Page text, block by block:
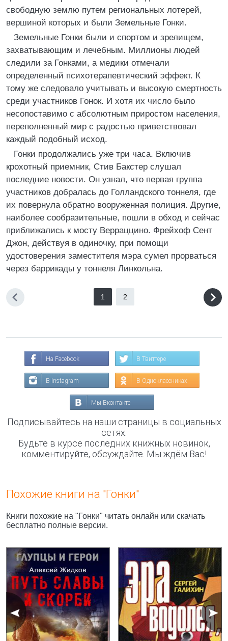
свободную землю путем региональных лотерей,
вершиной которых и были Земельные Гонки.
Земельные Гонки были и спортом и зрелищем,
захватывающим и лечебным. Миллионы людей
следили за Гонками, а медики отмечали
определенный психотерапевтический эффект. К
тому же следовало учитывать и высокую смертность
среди участников Гонок. И хотя их число было
несопоставимо с абсолютным приростом населения,
переполненный мир с радостью приветствовал
каждый подобный исход.
Гонки продолжались уже три часа. Включив
крохотный приемник, Стив Бакстер слушал
последние новости. Он узнал, что первая группа
участников добралась до Голландского тоннеля, где
их повернула обратно вооруженная полиция. Другие,
наиболее сообразительные, пошли в обход и сейчас
приближались к мосту Верраццино. Фрейхоф Сент
Джон, действуя в одиночку, при помощи
удостоверения заместителя мэра сумел прорваться
через баррикады у тоннеля Линкольна.
1 2
На Facebook В Твиттере
В Instagram В Одноклассниках
Мы Вконтакте
Подписывайтесь на наши страницы в социальных
сетях.
Будьте в курсе последних книжных новинок,
комментируйте, обсуждайте. Мы ждём Вас!
Похожие книги на "Гонки"
Книги похожие на "Гонки" читать онлайн или скачать
бесплатно полные версии.